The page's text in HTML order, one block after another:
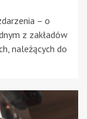
– o
z zakładów
należących do